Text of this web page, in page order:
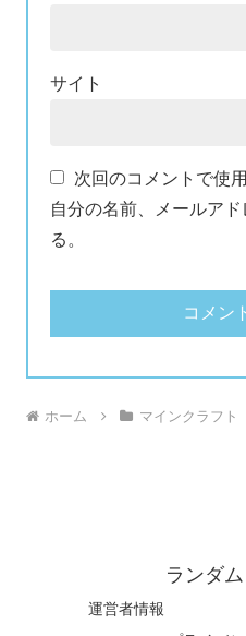
サイト
次回のコメントで使
自分の名前、メールア
る。
ホーム マインクラフト
ランダ
運営者情報